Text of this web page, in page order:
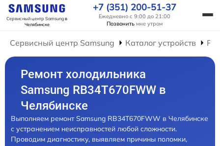
Сервисный центр Samsungв
Челябинске
+7 (351) 200-51-37
Ежедневно с 9:00 до 21:00
Позвонить мне утром
Сервисный центр Samsung Каталог устройств
Ремонт холодильника
Samsung RB34T670FWW в
Челябинске
Выполняем ремонт Samsung RB34T670FWW в Челябинске
с устранением неисправностей любой сложности.
Проводим диагностику, выявляем причины поломки,